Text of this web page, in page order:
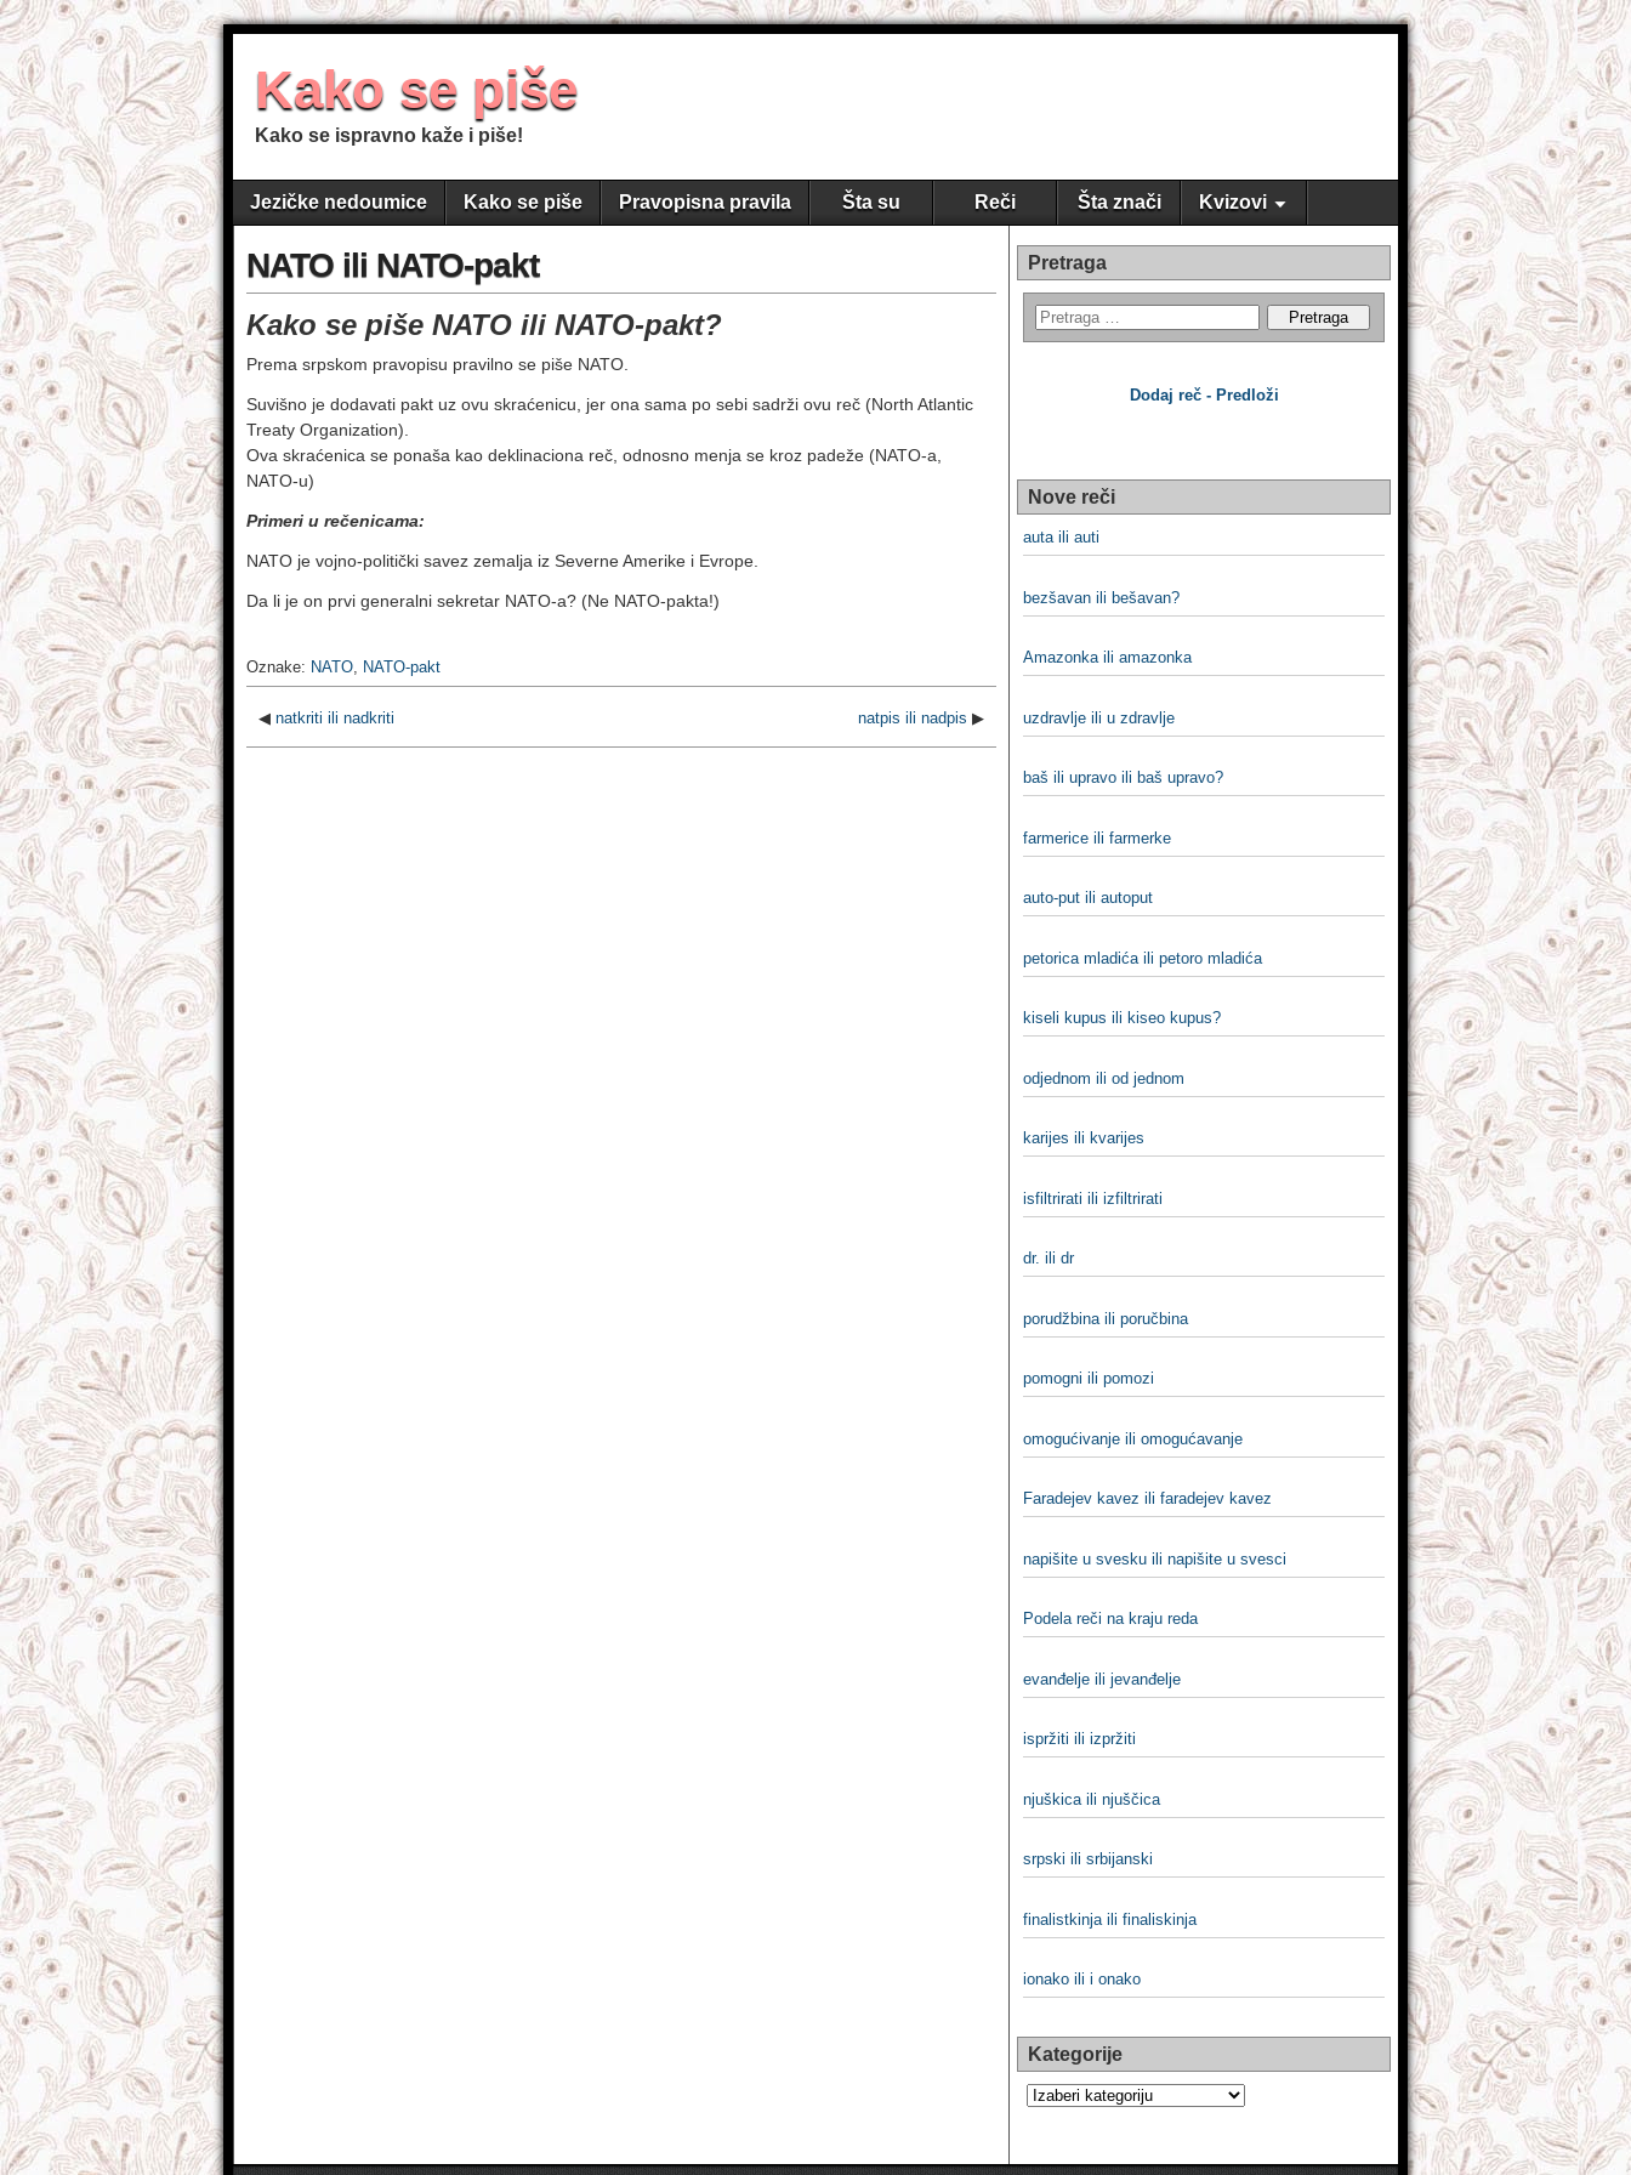
Kako se piše
Kako se ispravno kaže i piše!
Jezičke nedoumice Kako se piše Pravopisna pravila Šta su Reči Šta znači Kvizovi
NATO ili NATO-pakt
Kako se piše NATO ili NATO-pakt?
Prema srpskom pravopisu pravilno se piše NATO.
Suvišno je dodavati pakt uz ovu skraćenicu, jer ona sama po sebi sadrži ovu reč (North Atlantic
Treaty Organization).
Ova skraćenica se ponaša kao deklinaciona reč, odnosno menja se kroz padeže (NATO-a,
NATO-u)
Primeri u rečenicama:
NATO je vojno-politički savez zemalja iz Severne Amerike i Evrope.
Da li je on prvi generalni sekretar NATO-a? (Ne NATO-pakta!)
Oznake: NATO, NATO-pakt
◀ natkriti ili nadkriti natpis ili nadpis ▶
Pretraga
Dodaj reč - Predloži
Nove reči
auta ili auti
bezšavan ili bešavan?
Amazonka ili amazonka
uzdravlje ili u zdravlje
baš ili upravo ili baš upravo?
farmerice ili farmerke
auto-put ili autoput
petorica mladića ili petoro mladića
kiseli kupus ili kiseo kupus?
odjednom ili od jednom
karijes ili kvarijes
isfiltrirati ili izfiltrirati
dr. ili dr
porudžbina ili poručbina
pomogni ili pomozi
omogućivanje ili omogućavanje
Faradejev kavez ili faradejev kavez
napišite u svesku ili napišite u svesci
Podela reči na kraju reda
evanđelje ili jevanđelje
ispržiti ili izpržiti
njuškica ili njuščica
srpski ili srbijanski
finalistkinja ili finaliskinja
ionako ili i onako
Kategorije
Kategorije